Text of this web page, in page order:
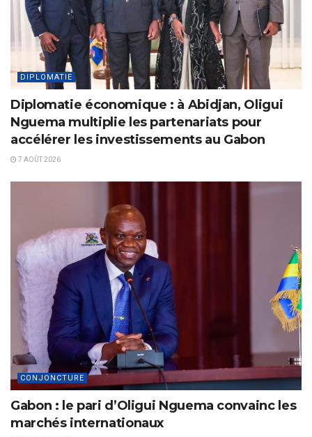
DIPLOMATIE
Diplomatie économique : à Abidjan, Oligui
Nguema multiplie les partenariats pour
accélérer les investissements au Gabon
7 AOÛT 2026
CONJONCTURE
Gabon : le pari d’Oligui Nguema convainc les
marchés internationaux